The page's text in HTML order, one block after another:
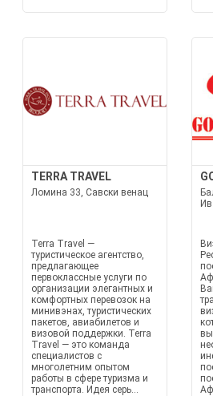
TERRA TRAVEL
Ломина 33, Савски венац
Terra Travel —
туристическое агентство,
предлагающее
первоклассные услуги по
организации элегантных и
комфортных перевозок на
минивэнах, туристических
пакетов, авиабилетов и
визовой поддержки. Terra
Travel — это команда
специалистов с
многолетним опытом
работы в сфере туризма и
транспорта. Идея серь...